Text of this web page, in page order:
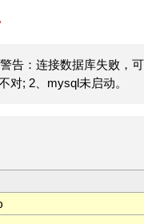
告：连接数据库失败，
对; 2、mysql未启动。